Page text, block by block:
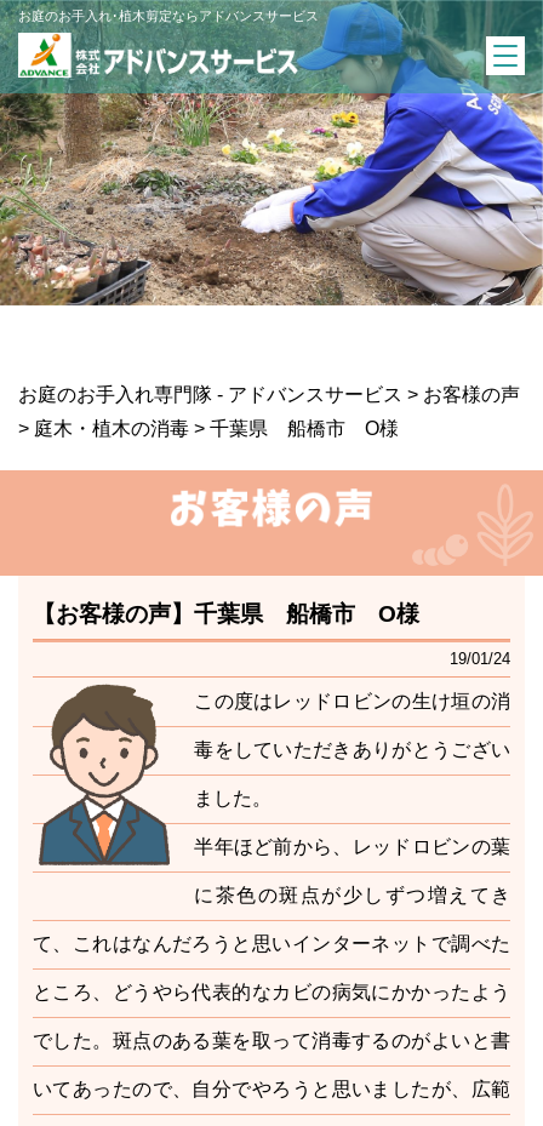
お庭のお手入れ･植木剪定ならアドバンスサービス
お庭のお手入れ専門隊 - アドバンスサービス > お客様の声
> 庭木・植木の消毒 > 千葉県 船橋市 O様
【お客様の声】 千葉県 船橋市 O様
19/01/24
この度はレッドロビンの生け垣の消
毒をしていただきありがとうござい
ました。
半年ほど前から、レッドロビンの葉
に茶色の斑点が少しずつ増えてき
て、これはなんだろうと思いインターネットで調べた
ところ、どうやら代表的なカビの病気にかかったよう
でした。斑点のある葉を取って消毒するのがよいと書
いてあったので、自分でやろうと思いましたが、広範